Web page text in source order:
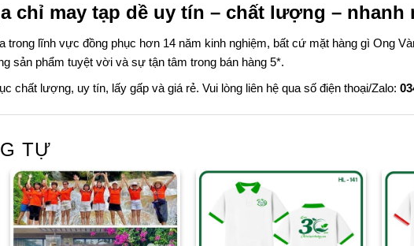
chỉ may tạp dề uy tín – chất lượng – nhanh
trong lĩnh vực đồng phục hơn 14 năm kinh nghiệm, bất cứ mặt hàng gì Ong
sản phẩm tuyệt vời và sự tận tâm trong bán hàng 5*.
chất lượng, uy tín, lấy gấp và giá rẻ. Vui lòng liên hệ qua số điện thoại/Zalo:
TỰ